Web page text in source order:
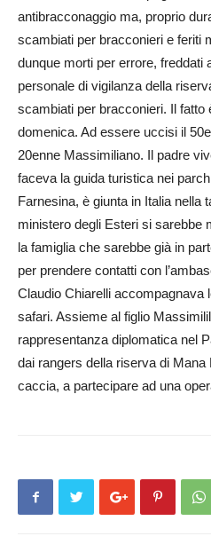
antibracconaggio ma, proprio
scambiati per bracconieri e feriti
dunque morti per errore, freddati
personale di vigilanza della
scambiati per bracconieri. Il fatto
domenica. Ad essere uccisi il
20enne Massimiliano. Il padre
faceva la guida turistica nei
Farnesina, è giunta in Italia nella
ministero degli Esteri si sarebbe
la famiglia che sarebbe già in
per prendere contatti con
Claudio Chiarelli accompagnava
safari. Assieme al figlio
rappresentanza diplomatica nel
dai rangers della riserva di Mana
caccia, a partecipare ad una